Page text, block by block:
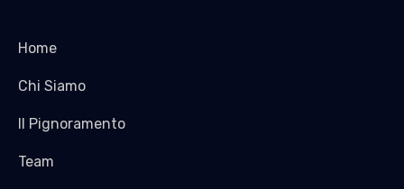
Home
Chi Siamo
Il Pignoramento
Team